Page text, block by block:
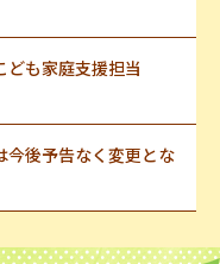
ども家庭支援担当
今後予告なく変更とな